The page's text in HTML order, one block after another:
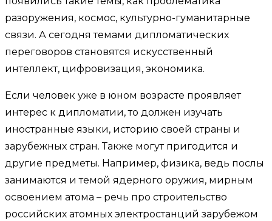
разоружения, космос, культурно-гуманитарные
связи. А сегодня темами дипломатических
переговоров становятся искусственный
интеллект, цифровизация, экономика.
Если человек уже в юном возрасте проявляет
интерес к дипломатии, то должен изучать
иностранные языки, историю своей страны и
зарубежных стран. Также могут пригодится и
другие предметы. Например, физика, ведь послы
занимаются и темой ядерного оружия, мирным
освоением атома – речь про строительство
российских атомных электростанций зарубежом